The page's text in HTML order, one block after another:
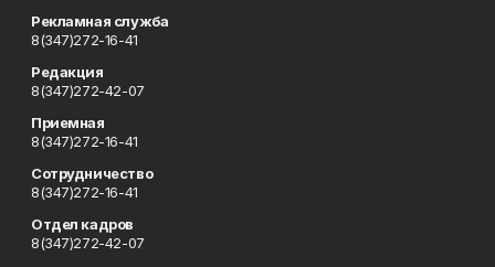
Рекламная служба
8(347)272-16-41
Редакция
8(347)272-42-07
Приемная
8(347)272-16-41
Сотрудничество
8(347)272-16-41
Отдел кадров
8(347)272-42-07